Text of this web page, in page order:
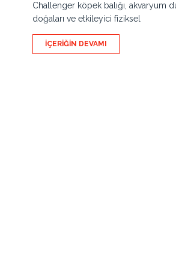
Challenger köpek balığı, akvaryum
doğaları ve etkileyici fiziksel
İÇERIĞIN DEVAMI